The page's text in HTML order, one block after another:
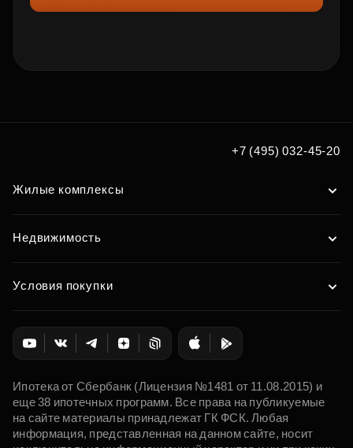
+7 (495) 032-45-20
Жилые комплексы
Недвижимость
Условия покупки
Ипотека от Сбербанк (Лицензия №1481 от 11.08.2015) и
еще 38 ипотечных программ. Все права на публикуемые
на сайте материалы принадлежат ГК ФСК. Любая
информация, представленная на данном сайте, носит